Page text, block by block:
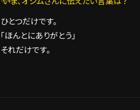
ひとつだけです。
「ほんとにありがとう」
それだけです。